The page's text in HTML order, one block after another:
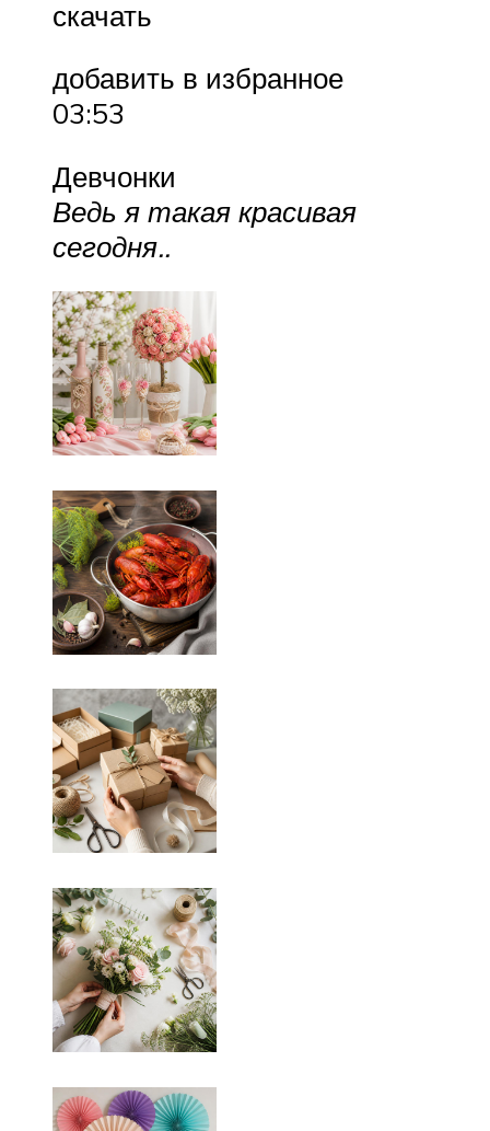
скачать
добавить в избранное
03:53
Девчонки
Ведь я такая красивая
сегодня..